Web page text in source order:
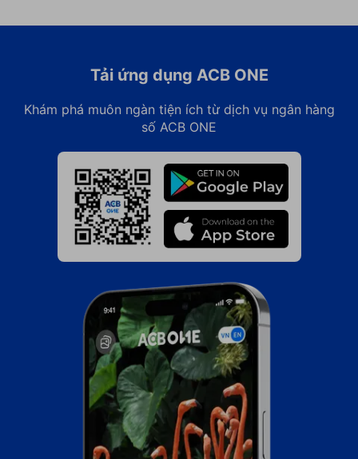
Tải ứng dụng ACB ONE
Khám phá muôn ngàn tiện ích từ dịch vụ ngân hàng
số ACB ONE